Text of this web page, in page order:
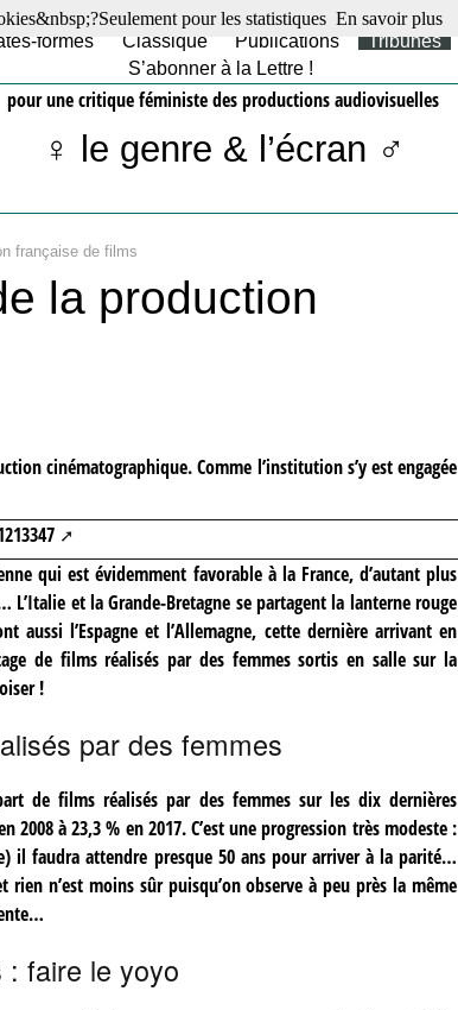
formes Classique Publications Tribunes
S’abonner à la Lettre !
pour une critique féministe des productions audiovisuelles
♀ le genre & l’écran ♂
française de films
la production
cinématographique. Comme l’institution s’y est engagée
qui est évidemment favorable à la France, d’autant plus
L’Italie et la Grande-Bretagne se partagent la lanterne rouge
aussi l’Espagne et l’Allemagne, cette dernière arrivant en
de films réalisés par des femmes sortis en salle sur la
!
par des femmes
de films réalisés par des femmes sur les dix dernières
à 23,3 % en 2017. C’est une progression très modeste :
il faudra attendre presque 50 ans pour arriver à la parité…
n’est moins sûr puisqu’on observe à peu près la même
: faire le yoyo
pour les statistiques En savoir plus